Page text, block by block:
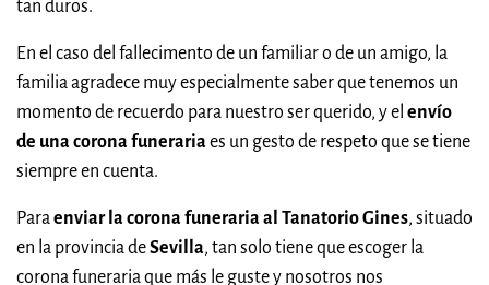
tan duros.
En el caso del fallecimento de un familiar o de un amigo, la
familia agradece muy especialmente saber que tenemos un
momento de recuerdo para nuestro ser querido, y el envío
de una corona funerariaes un gesto de respeto que se tiene
siempre en cuenta.
Paraenviar la corona funeraria al Tanatorio Gines, situado
en la provincia deSevilla, tan solo tiene que escoger la
corona funeraria que más le guste y nosotros nos